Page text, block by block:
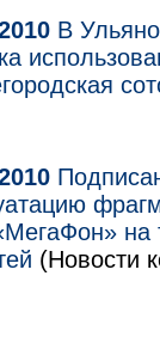
В
на
(Новости